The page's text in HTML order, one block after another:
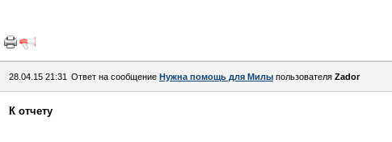
28.04.15 21:31 Ответ на сообщение Нужна помощь для Милы пользователя Zador
К отчету